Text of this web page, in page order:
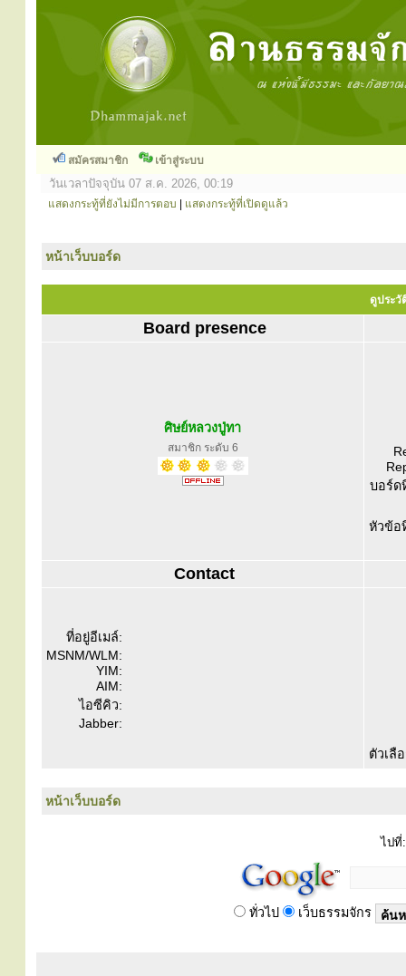
สมัครสมาชิก เข้าสู่ระบบ
วันเวลาปัจจุบัน 07 ส.ค. 2026, 00:19
แสดงกระทู้ที่ยังไม่มีการตอบ แสดงกระทู้ที่เปิดดูแล้ว
หน้าเว็บบอร์ด
ดูประวั
Board presence
ศิษย์หลวงปู่ทา
สมาชิก ระดับ 6
บอร์ด
หัวข้อ
Contact
ที่อยู่อีเมล์:
MSNM/WLM:
YIM:
AIM:
ไอซีคิว:
Jabber:
ตัวเลื
หน้าเว็บบอร์ด
ไปที่:
ทั่วไป เว็บธรรมจักร